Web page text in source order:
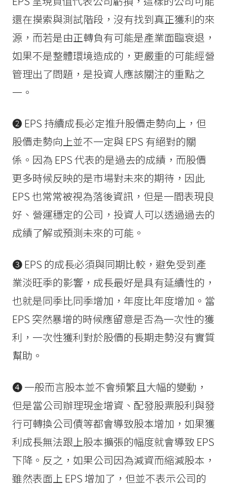
還在摸索與測試階段，沒有找到真正獲利的來
源，而若是由正轉負有可能是產業面臨衰退，
如果不是整體環境造成的，更嚴重的可能經營
管理出了問題，是投資人應該關注的重點之
一。
❷ EPS 持續成長必定推升股價走勢向上，但
股價走勢向上並不一定與 EPS 有絕對的關
係。因為 EPS 代表的是過去的成績，而股價
更多時候反映的是市場對未來的期待，因此
EPS 也常常被視為落後資訊，但是一間表現良
好、營運穩定的公司，投資人可以透過過去的
成績了解或預測未來的可能。
❸ EPS 的成長必須與同期比較，避免受到產
業淡旺季的影響，成長最好是具有延續性的，
也就是同季比同季增加，年度比年度增加。當
EPS 突然暴增的時候應留意是否為一次性的獲
利，一次性獲利對於股價的長期走勢沒有實質
幫助。
❹ 一般而言股本並不會頻繁且大幅的變動，
但是當公司辦理現金增資、配發股票股利與發
行可轉換公司債等都會導致股本增加，如果獲
利成長無法跟上股本擴張的幅度就會導致 EPS
下降。反之，如果公司因為減資而縮減股本，
雖然表面上 EPS 增加了，但並不表示公司的